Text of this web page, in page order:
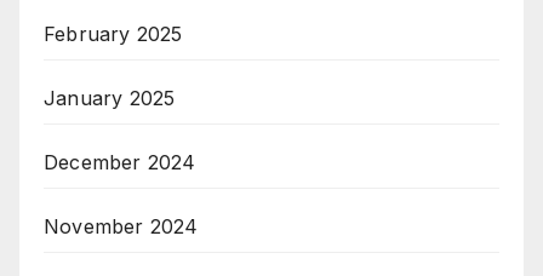
February 2025
January 2025
December 2024
November 2024